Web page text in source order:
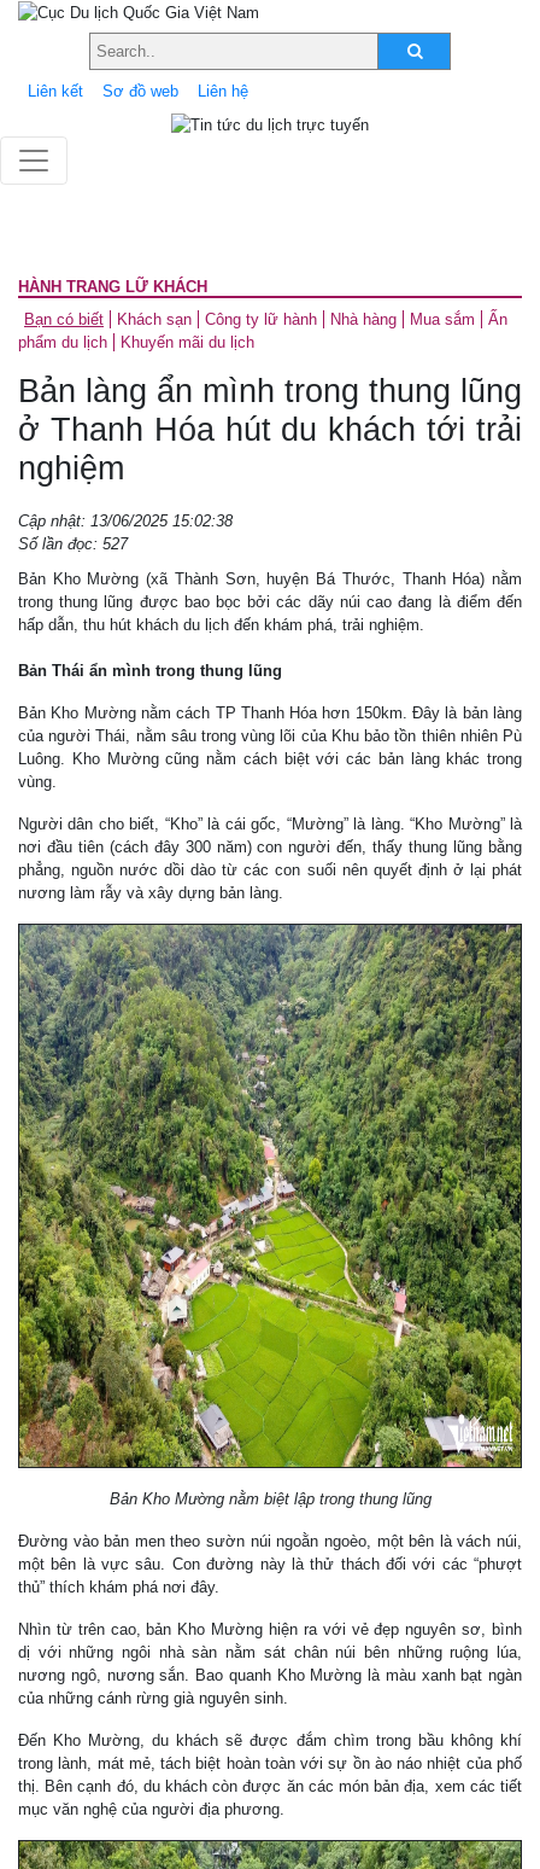
Liên kết Sơ đồ web Liên hệ
HÀNH TRANG LỮ KHÁCH
Bạn có biết
Khách sạn Công ty lữ hành Nhà hàng Mua sắm
Ấn
phẩm du lịch
Khuyến mãi du lịch
Bản làng ẩn mình trong thung lũng
ở Thanh Hóa hút du khách tới trải
nghiệm
Cập nhật: 13/06/2025 15:02:38
Số lần đọc: 527
Bản Kho Mường (xã Thành Sơn, huyện Bá Thước, Thanh Hóa) nằm
trong thung lũng được bao bọc bởi các dãy núi cao đang là điểm đến
hấp dẫn, thu hút khách du lịch đến khám phá, trải nghiệm.
Bản Thái ẩn mình trong thung lũng
Bản Kho Mường nằm cách TP Thanh Hóa hơn 150km. Đây là bản làng
của người Thái, nằm sâu trong vùng lõi của Khu bảo tồn thiên nhiên Pù
Luông. Kho Mường cũng nằm cách biệt với các bản làng khác trong
vùng.
Người dân cho biết, “Kho” là cái gốc, “Mường” là làng. “Kho Mường” là
nơi đầu tiên (cách đây 300 năm) con người đến, thấy thung lũng bằng
phẳng, nguồn nước dồi dào từ các con suối nên quyết định ở lại phát
nương làm rẫy và xây dựng bản làng.
Bản Kho Mường nằm biệt lập trong thung lũng
Đường vào bản men theo sườn núi ngoằn ngoèo, một bên là vách núi,
một bên là vực sâu. Con đường này là thử thách đối với các “phượt
thủ” thích khám phá nơi đây.
Nhìn từ trên cao, bản Kho Mường hiện ra với vẻ đẹp nguyên sơ, bình
dị với những ngôi nhà sàn nằm sát chân núi bên những ruộng lúa,
nương ngô, nương sắn. Bao quanh Kho Mường là màu xanh bạt ngàn
của những cánh rừng già nguyên sinh.
Đến Kho Mường, du khách sẽ được đắm chìm trong bầu không khí
trong lành, mát mẻ, tách biệt hoàn toàn với sự ồn ào náo nhiệt của phố
thị. Bên cạnh đó, du khách còn được ăn các món bản địa, xem các tiết
mục văn nghệ của người địa phương.